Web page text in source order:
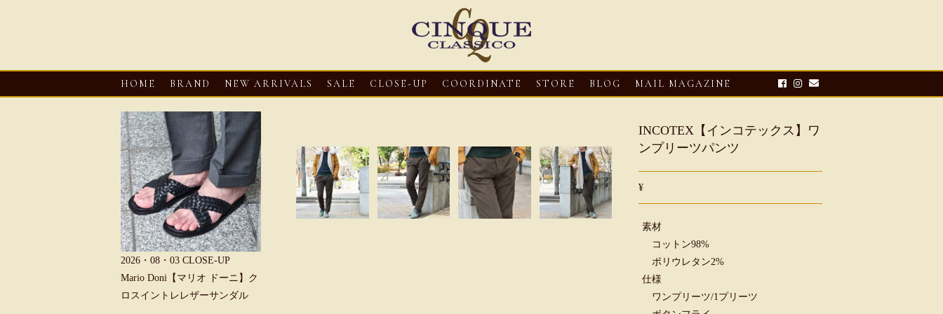
HOME BRAND NEW ARRIVALS SALE CLOSE-UP COORDINATE STORE BLOG MAIL MAGAZINE
INCOTEX【インコテックス】ワ
ンプリーツパンツ
¥
素材
コットン98%
ポリウレタン2%
仕様
ワンプリーツ/1プリーツ
2026・08・03 CLOSE-UP
Mario Doni【マリオ ドーニ】ク
ロスイントレレザーサンダル
Mario Doni【マリオ ドーニ】ク
ロスイントレレザーサンダル
2026・08・03
ープントゥミュール レザーサン